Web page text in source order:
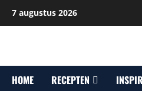
naar
7 augustus 2026
HOME RECEPTEN